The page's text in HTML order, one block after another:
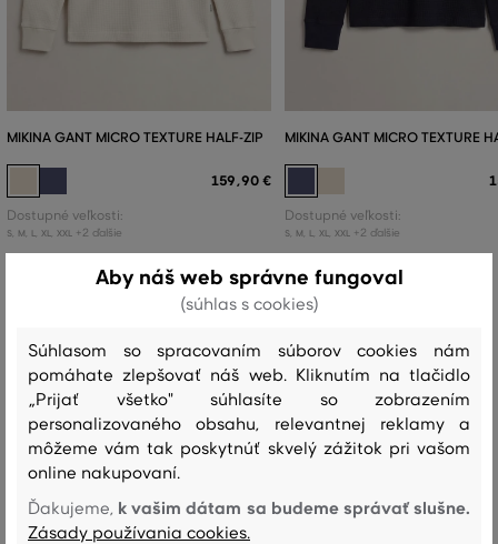
MIKINA GANT MICRO TEXTURE HALF-ZIP
159,90 €
Dostupné veľkosti:
S M L XL XXL +2 ďalšie
MIKINA GANT MICRO TEXTURE
Dostupné veľkosti:
S M L XL XXL +2 ďalšie
Recenzie
AKO SEDELA VYBRANÁ VEĽKOSŤ NAŠIM ZÁKAZNÍKOM
Veľkosť je oveľa menšia ako nosím 0
nosím
0
Aby náš web správne fungoval
(súhlas s cookies)
Súhlasom so spracovaním súborov cookies nám
pomáhate zlepšovať náš web. Kliknutím na tlačidlo
„Prijať všetko" súhlasíte so zobrazením
personalizovaného obsahu, relevantnej reklamy a
môžeme vám tak poskytnúť skvelý zážitok pri vašom
online nakupovaní.
Ďakujeme, k vašim dátam sa budeme správať slušne.
Zásady používania cookies.